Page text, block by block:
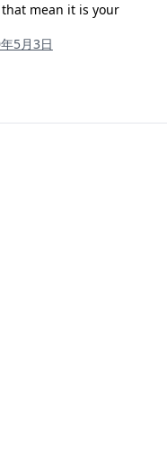
mean it is your
5月3日